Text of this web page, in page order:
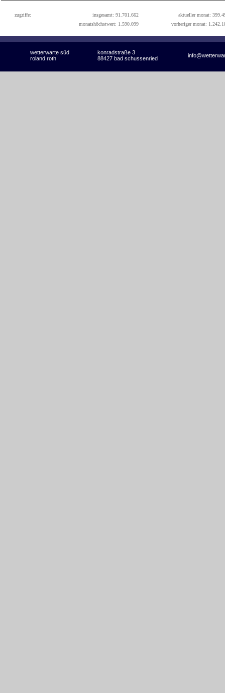
zugriffe: insgesamt: 91.701.662
aktueller monat:
monatshöchstwert: 1.590.099
vorheriger monat:
wetterwarte süd konradstraße 3
roland roth 88427 bad schussenried